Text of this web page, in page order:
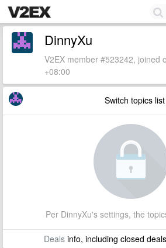
DinnyXu
V2EX member #523242, joined
+08:00
Switch topics list
Per DinnyXu's settings, the
Dealsinfo, including closed